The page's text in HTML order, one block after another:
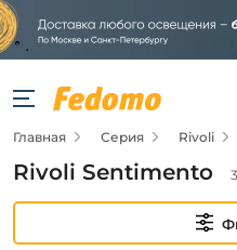
Фильтры
Цена
от
Главная Серия Rivoli
Rivoli Sentimento